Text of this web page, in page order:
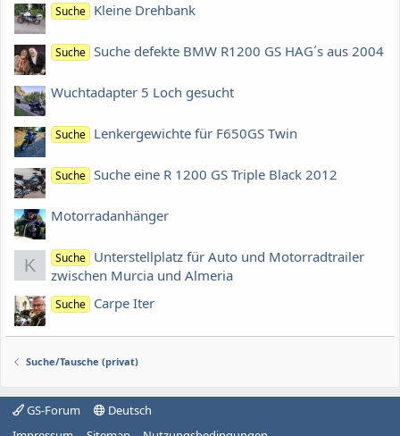
Suche Kleine Drehbank
Suche Suche defekte BMW R1200 GS HAG´s aus 2004
Wuchtadapter 5 Loch gesucht
Suche Lenkergewichte für F650GS Twin
Suche Suche eine R 1200 GS Triple Black 2012
Motorradanhänger
K Suche Unterstellplatz für Auto und Motorradtrailer
zwischen Murcia und Almeria
Suche Carpe Iter
Suche/Tausche (privat)
GS-Forum
Deutsch